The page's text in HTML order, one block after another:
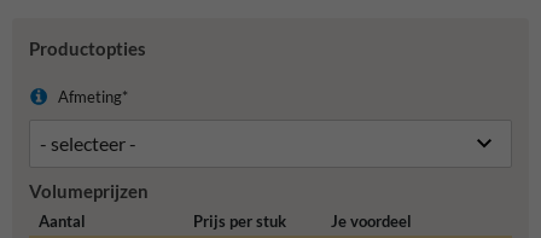
Productopties
Afmeting*
Volumeprijzen
Aantal Prijs per stuk
Je voordeel